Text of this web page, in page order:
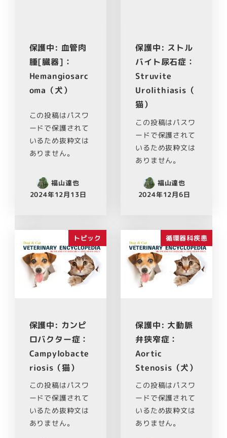
保護中: 血管肉
腫[臓器]：
Hemangiosarc
oma（犬）
この投稿はパスワ
ードで保護されて
いるため抜粋文は
ありません。
福山達也
2024年12月13日
保護中: ストル
バイト尿石症：
Struvite
Urolithiasis（
猫）
この投稿はパスワ
ードで保護されて
いるため抜粋文は
ありません。
福山達也
2024年12月6日
トピック
保護中: カンピ
ロバクター症：
Campylobacte
riosis（猫）
この投稿はパスワ
ードで保護されて
いるため抜粋文は
ありません。
循環器科疾患
保護中: 大動脈
弁狭窄症：
Aortic
Stenosis（犬）
この投稿はパスワ
ードで保護されて
いるため抜粋文は
ありません。